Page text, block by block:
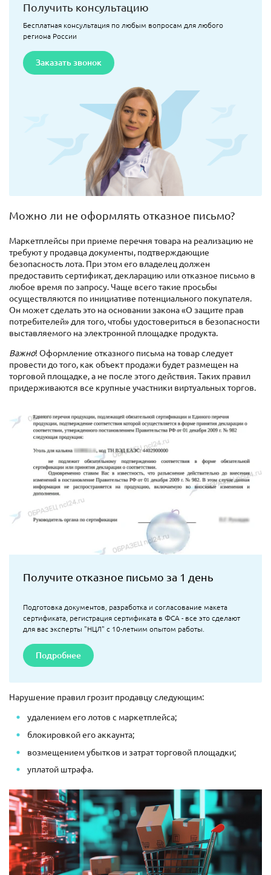
Получить консультацию
Бесплатная консультация по любым вопросам для любого
региона России
Заказать звонок
Можно ли не оформлять отказное письмо?
Маркетплейсы при приеме перечня товара на реализацию не
требуют у продавца документы, подтверждающие
безопасность лота. При этом его владелец должен
предоставить сертификат, декларацию или отказное письмо в
любое время по запросу. Чаще всего такие просьбы
осуществляются по инициативе потенциального покупателя.
Он может сделать это на основании закона «О защите прав
потребителей» для того, чтобы удостовериться в безопасности
выставляемого на электронной площадке продукта.
Важно! Оформление отказного письма на товар следует
провести до того, как объект продажи будет размещен на
торговой площадке, а не после этого действия. Таких правил
придерживаются все крупные участники виртуальных торгов.
Получите отказное письмо за 1 день
Подготовка документов, разработка и согласование макета
сертификата, регистрация сертификата в ФСА - все это сделают
для вас эксперты "НЦЛ" с 10-летним опытом работы.
Подробнее
Нарушение правил грозит продавцу следующим:
удалением его лотов с маркетплейса;
блокировкой его аккаунта;
возмещением убытков и затрат торговой площадки;
уплатой штрафа.